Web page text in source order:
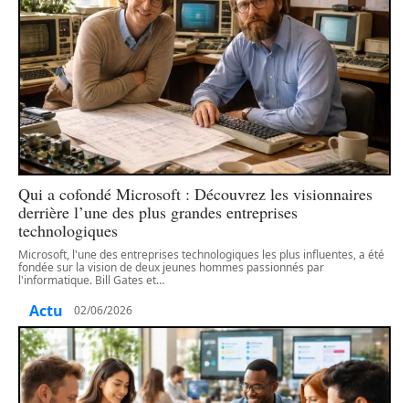
Qui a cofondé Microsoft : Découvrez les visionnaires
derrière l’une des plus grandes entreprises
technologiques
Microsoft, l'une des entreprises technologiques les plus influentes, a été
fondée sur la vision de deux jeunes hommes passionnés par
l'informatique. Bill Gates et…
Actu 02/06/2026